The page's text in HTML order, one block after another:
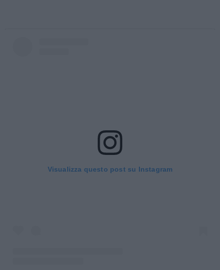
Visualizza questo post su Instagram